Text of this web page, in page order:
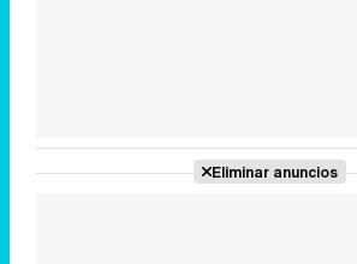
Eliminar anuncios